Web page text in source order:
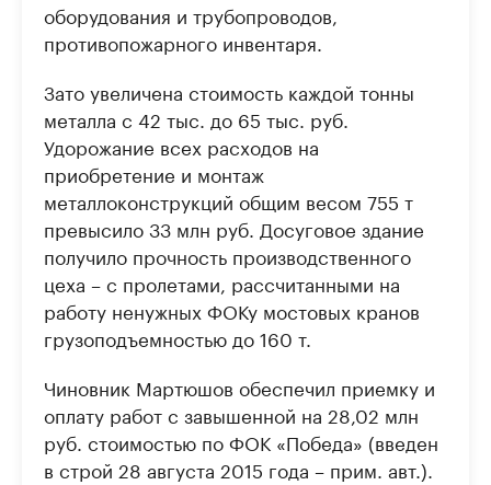
оборудования и трубопроводов,
противопожарного инвентаря.
Зато увеличена стоимость каждой тонны
металла с 42 тыс. до 65 тыс. руб.
Удорожание всех расходов на
приобретение и монтаж
металлоконструкций общим весом 755 т
превысило 33 млн руб. Досуговое здание
получило прочность производственного
цеха – с пролетами, рассчитанными на
работу ненужных ФОКу мостовых кранов
грузоподъемностью до 160 т.
Чиновник Мартюшов обеспечил приемку и
оплату работ с завышенной на 28,02 млн
руб. стоимостью по ФОК «Победа» (введен
в строй 28 августа 2015 года – прим. авт.).